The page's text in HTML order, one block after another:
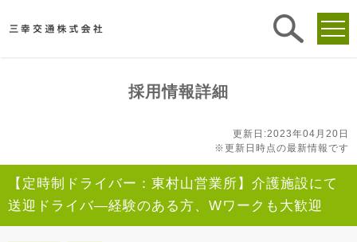
採用情報詳細
更新日:2023年04月20日
※更新日時点の最新情報です
【定時制ドライバー：東村山営業所】介護施設にて
送迎ドライバ―経験のある方、Wワークも大歓迎